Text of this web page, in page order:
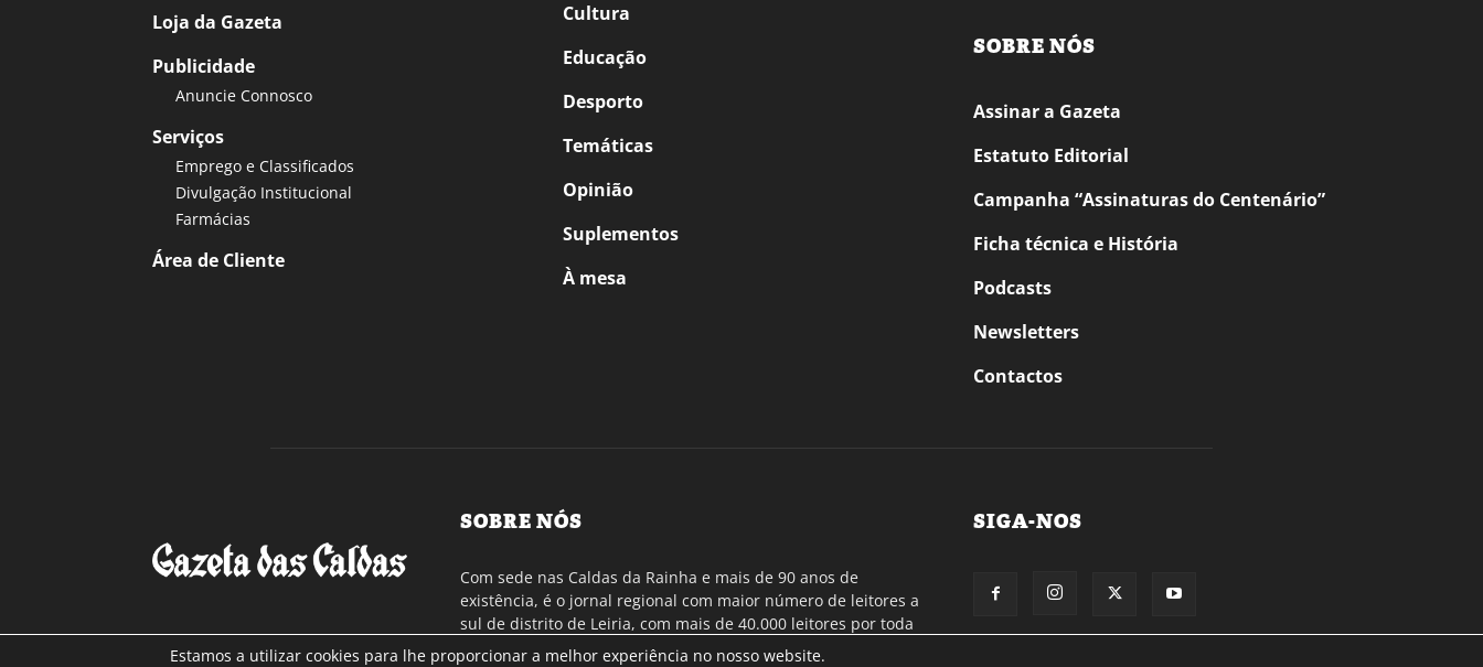
Loja da Gazeta
Publicidade
Anuncie Connosco
Serviços
Emprego e Classificados
Divulgação Institucional
Farmácias
Área de Cliente
Cultura
Educação
Desporto
Temáticas
Opinião
Suplementos
À mesa
SOBRE NÓS
Assinar a Gazeta
Estatuto Editorial
Campanha “Assinaturas do Centenário”
Ficha técnica e História
Podcasts
Newsletters
Contactos
SOBRE NÓS
Com sede nas Caldas da Rainha e mais de 90 anos de
existência, é o jornal regional com maior número de leitores a
sul de distrito de Leiria, com mais de 40.000 leitores por toda
a região Oeste. Jornal com distribuição em Portugal
SIGA-NOS
Estamos a utilizar cookies para lhe proporcionar a melhor experiência no nosso website.